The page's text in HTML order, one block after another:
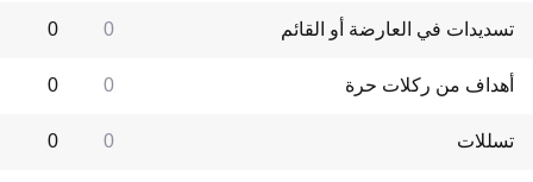
تسديدات في العارضة أو القائم 0
0
أهداف من ركلات حرة 0
0
تسللات 0
0